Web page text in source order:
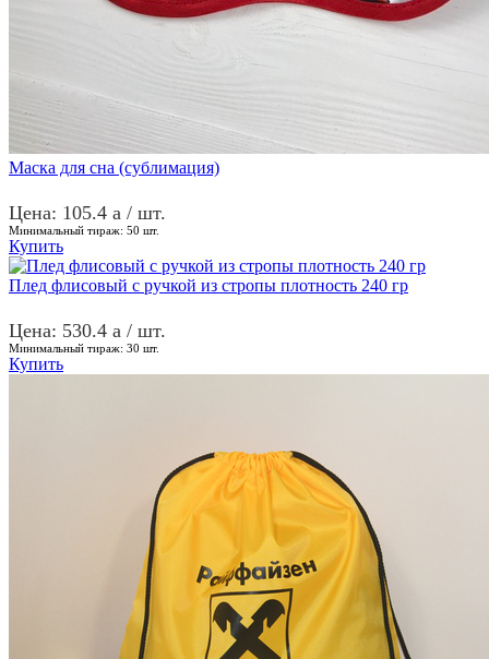
Маска для сна (сублимация)
Цена: 105.4 a / шт.
Минимальный тираж: 50 шт.
Купить
Плед флисовый с ручкой из стропы плотность 240 гр
Цена: 530.4 a / шт.
Минимальный тираж: 30 шт.
Купить